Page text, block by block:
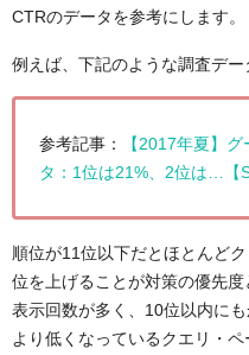
CTRのデータを参考にします。
例えば、下記のような調査デー
参考記事：
【2017年夏】
タ：1位は21%、2位は…【
順位が11位以下だとほとんど
位を上げることが対策の優先
表示回数が多く、10位以内に
より低くなっているクエリ・